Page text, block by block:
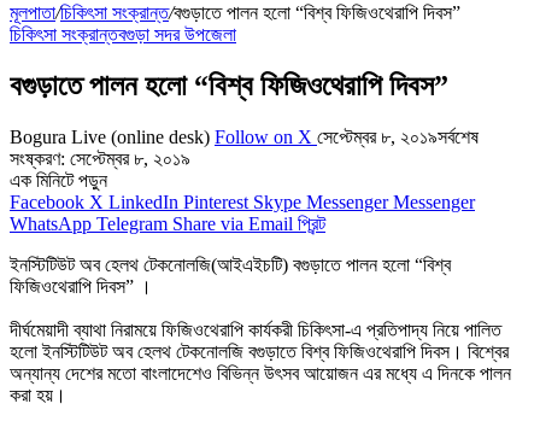
মূলপাতা/চিকিৎসা সংক্রান্ত/বগুড়াতে পালন হলো “বিশ্ব ফিজিওথেরাপি দিবস”
চিকিৎসা সংক্রান্তবগুড়া সদর উপজেলা
বগুড়াতে পালন হলো “বিশ্ব ফিজিওথেরাপি দিবস”
Bogura Live (online desk) Follow on X সেপ্টেম্বর ৮, ২০১৯সর্বশেষ
সংষ্করণ: সেপ্টেম্বর ৮, ২০১৯
এক মিনিটে পড়ুন
Facebook X LinkedIn Pinterest Skype Messenger Messenger
WhatsApp Telegram Share via Email প্রিন্ট
ইনস্টিটিউট অব হেলথ টেকনোলজি(আইএইচটি) বগুড়াতে পালন হলো “বিশ্ব
ফিজিওথেরাপি দিবস” ।
দীর্ঘমেয়াদী ব্যাথা নিরাময়ে ফিজিওথেরাপি কার্যকরী চিকিৎসা-এ প্রতিপাদ্য নিয়ে পালিত
হলো ইনস্টিটিউট অব হেলথ টেকনোলজি বগুড়াতে বিশ্ব ফিজিওথেরাপি দিবস। বিশ্বের
অন্যান্য দেশের মতো বাংলাদেশেও বিভিন্ন উৎসব আয়োজন এর মধ্যে এ দিনকে পালন
করা হয়।